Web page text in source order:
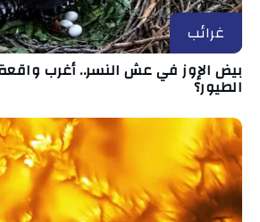
غرائب
بيض الإوز في عش النسر.. أغرب
الطيور؟